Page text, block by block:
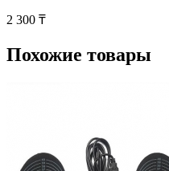
2 300 ₸
Похожие товары